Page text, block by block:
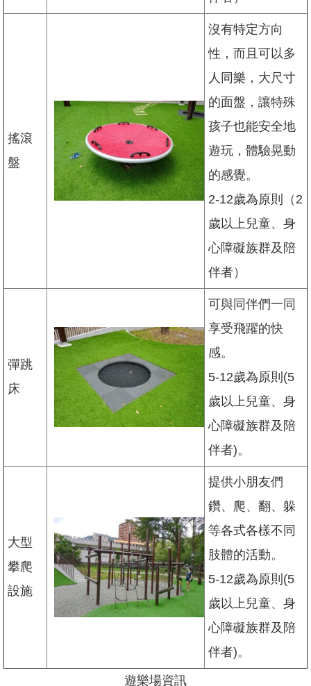
隱
權
陳
系
搖滾
盤
沒有特定方向
性，而且可以多
人同樂，大尺寸
的面盤，讓特殊
孩子也能安全地
遊玩，體驗晃動
的感覺。
2-12歲為原則（2
歲以上兒童、身
心障礙族群及陪
伴者）
彈跳
床
可與同伴們一同
享受飛躍的快
感。
5-12歲為原則(5
歲以上兒童、身
心障礙族群及陪
伴者)。
大型
攀爬
設施
提供小朋友們
鑽、爬、翻、躲
等各式各樣不同
肢體的活動。
5-12歲為原則(5
歲以上兒童、身
心障礙族群及陪
伴者)。
遊樂場資訊